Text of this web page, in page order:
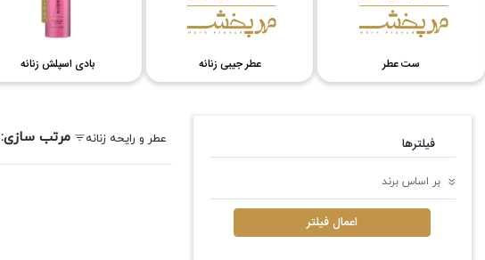
عطر جیبی زنانه ست عطر عطر زنانه
عطر و رایحه زنانه مرتب سازی: فیلترها
بر اساس برند
اعمال فیلتر